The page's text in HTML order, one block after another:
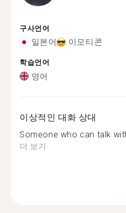
구사언어
일본어 이모티콘
학습언어
영어
이상적인 대화 상대
Someone who can talk
더 보기